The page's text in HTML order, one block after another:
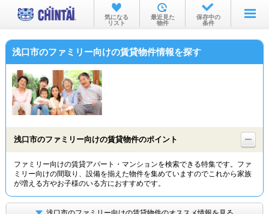
お部屋を探す
沿線・駅から
物件特集から
TOP
気になる
リスト
最近見た
物件
保存中の
条件
浅口市のファミリー向けの賃貸物件情報を探す
浅口市のファミリー向けの賃貸物件のポイント
ファミリー向けの賃貸アパート・マンションを検索できる特集です。ファ
ミリー向けの間取り、設備を揃えた物件を集めていますのでこれから家族
が増える方やお子様のいる方におすすめです。